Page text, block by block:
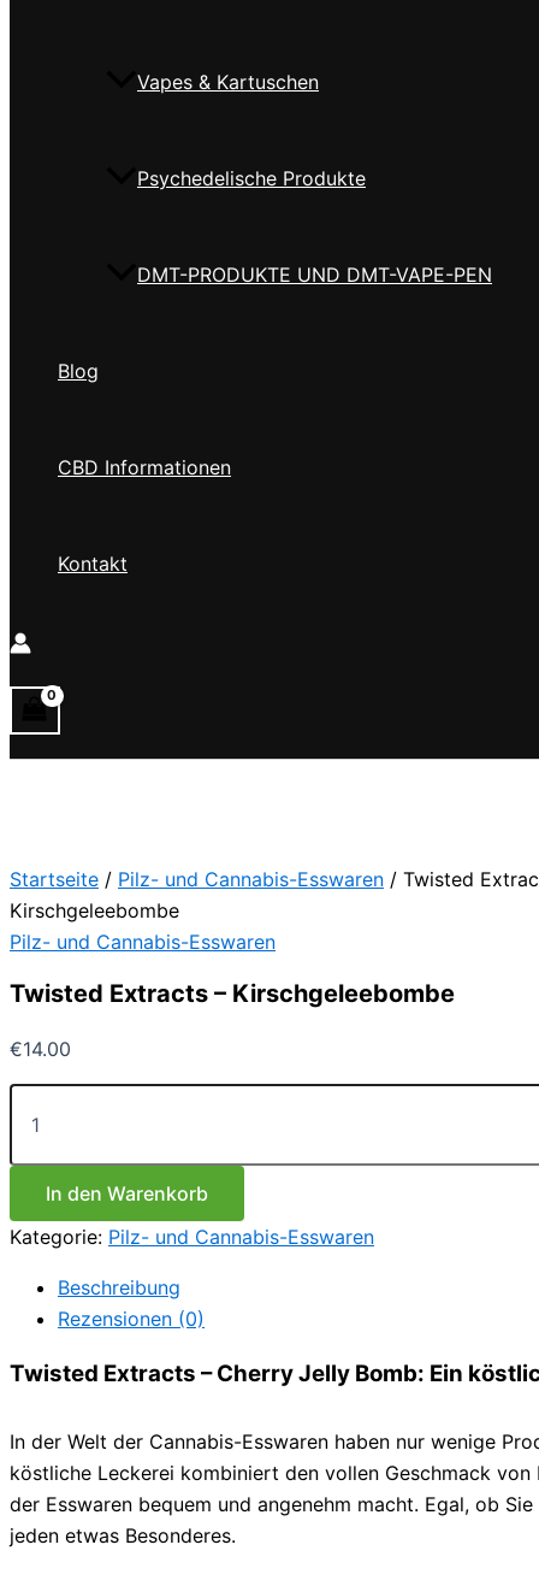
Vapes & Kartuschen
Psychedelische Produkte
DMT-PRODUKTE UND DMT-VAPE-PEN
Blog
CBD Informationen
Kontakt
Startseite / Pilz- und Cannabis-Esswaren / Twisted
Kirschgeleebombe
Pilz- und Cannabis-Esswaren
Twisted Extracts – Kirschgeleebombe
€14.00
Twisted
Extracts
Kirschgeleebombe
MengeIn den Warenkorb
Kategorie: Pilz- und Cannabis-Esswaren
Beschreibung
Rezensionen (0)
Twisted Extracts – Cherry Jelly Bomb: Ein
In der Welt der Cannabis-Esswaren haben nur wenige
köstliche Leckerei kombiniert den vollen Geschmack
der Esswaren bequem und angenehm macht. Egal, ob
jeden etwas Besonderes.